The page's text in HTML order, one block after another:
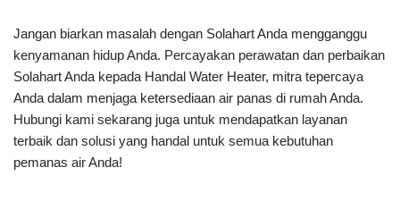
Jangan biarkan masalah dengan Solahart Anda mengganggu
kenyamanan hidup Anda. Percayakan perawatan dan perbaikan
Solahart Anda kepada Handal Water Heater, mitra tepercaya
Anda dalam menjaga ketersediaan air panas di rumah Anda.
Hubungi kami sekarang juga untuk mendapatkan layanan
terbaik dan solusi yang handal untuk semua kebutuhan
pemanas air Anda!